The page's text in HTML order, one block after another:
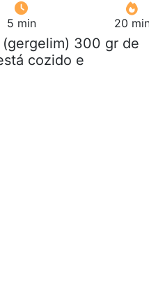
5 min 20
300 gr de
cozido e